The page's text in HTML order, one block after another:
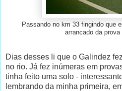
Passando no km 33 fingindo que
arrancado da
Dias desses li que o Galindez
no rio. Já fez inúmeras em
tinha feito uma solo -
lembrando da minha primeira,